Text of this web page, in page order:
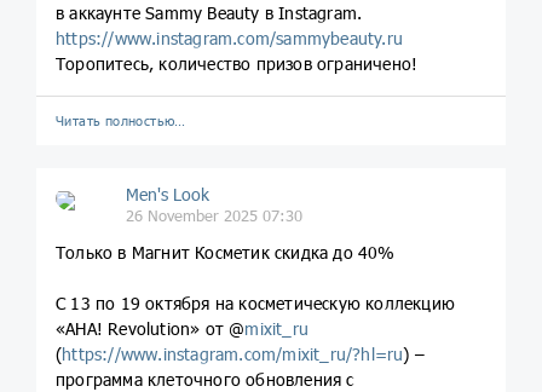
в аккаунте Sammy Beauty в Instagram.
https://www.instagram.com/sammybeauty.ru
Торопитесь, количество призов ограничено!
Читать полностью…
Men's Look
26 November 2025 07:30
Только в Магнит Косметик скидка до 40%
С 13 по 19 октября на косметическую коллекцию
«AHA! Revolution» от @mixit_ru
(https://www.instagram.com/mixit_ru/?hl=ru) –
программа клеточного обновления с